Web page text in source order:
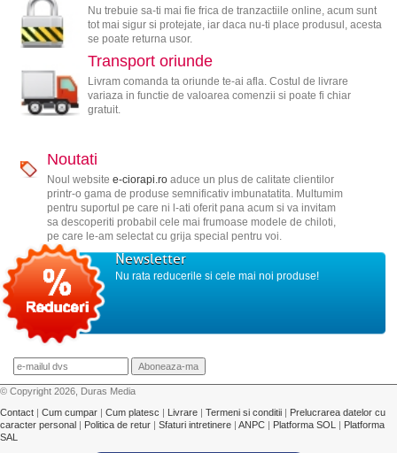
Nu trebuie sa-ti mai fie frica de tranzactiile online, acum sunt
tot mai sigur si protejate, iar daca nu-ti place produsul, acesta
se poate returna usor.
Transport oriunde
Livram comanda ta oriunde te-ai afla. Costul de livrare
variaza in functie de valoarea comenzii si poate fi chiar
gratuit.
Noutati
Noul website e-ciorapi.roaduce un plus de calitate clientilor
printr-o gama de produse semnificativ imbunatatita. Multumim
pentru suportul pe care ni l-ati oferit pana acum si va invitam
sa descoperiti probabil cele mai frumoase modele de chiloti,
pe care le-am selectat cu grija special pentru voi.
Newsletter
Nu rata reducerile si cele mai noi produse!
© Copyright 2026, Duras Media
Contact | Cum cumpar | Cum platesc | Livrare | Termeni si conditii | Prelucrarea datelor cu
caracter personal | Politica de retur | Sfaturi intretinere | ANPC | Platforma SOL | Platforma
SAL